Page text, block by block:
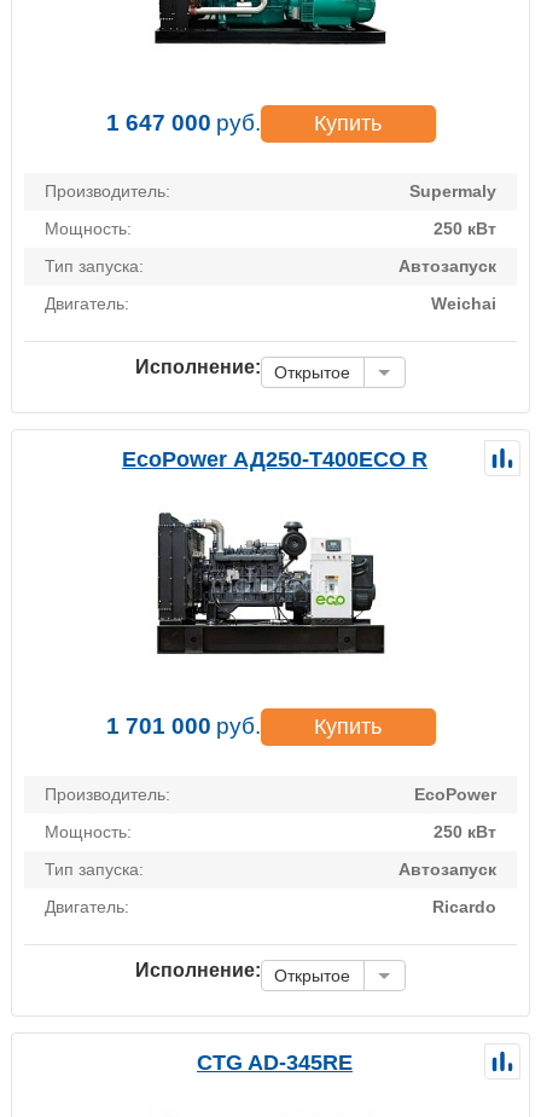
1 647 000 руб. Купить
Производитель:
Supermaly
Мощность:
250 кВт
Тип запуска:
Автозапуск
Двигатель:
Weichai
Исполнение: Открытое
EcoPower АД250-T400ECO R
1 701 000 руб. Купить
Производитель:
EcoPower
Мощность:
250 кВт
Тип запуска:
Автозапуск
Двигатель:
Ricardo
Исполнение: Открытое
CTG AD-345RE